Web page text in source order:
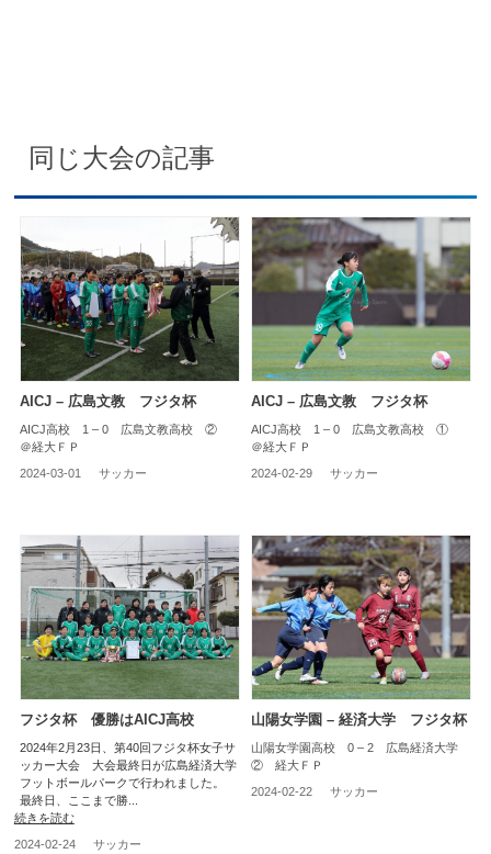
同じ大会の記事
AICJ – 広島文教 フジタ杯
AICJ高校 1 – 0 広島文教高校 ②
＠経大ＦＰ
2024-03-01
サッカー
AICJ – 広島文教 フジタ杯
AICJ高校 1 – 0 広島文教高校 ①
＠経大ＦＰ
2024-02-29
サッカー
フジタ杯 優勝はAICJ高校
2024年2月23日、第40回フジタ杯女子サ
ッカー大会 大会最終日が広島経済大学
フットボールパークで行われました。
最終日、ここまで勝...
続きを読む
2024-02-24
サッカー
山陽女学園 – 経済大学 フジタ杯
山陽女学園高校 0 – 2 広島経済大学
② 経大ＦＰ
2024-02-22
サッカー